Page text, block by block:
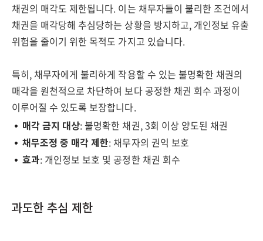
채권의 매각도 제한됩니다. 이는 채무자들이 불리한 조건에서
채권을 매각당해 추심당하는 상황을 방지하고, 개인정보 유출
위험을 줄이기 위한 목적도 가지고 있습니다.
특히, 채무자에게 불리하게 작용할 수 있는 불명확한 채권의
매각을 원천적으로 차단하여 보다 공정한 채권 회수 과정이
이루어질 수 있도록 보장합니다.
매각 금지 대상: 불명확한 채권, 3회 이상 양도된 채권
채무조정 중 매각 제한: 채무자의 권익 보호
효과: 개인정보 보호 및 공정한 채권 회수
과도한 추심 제한